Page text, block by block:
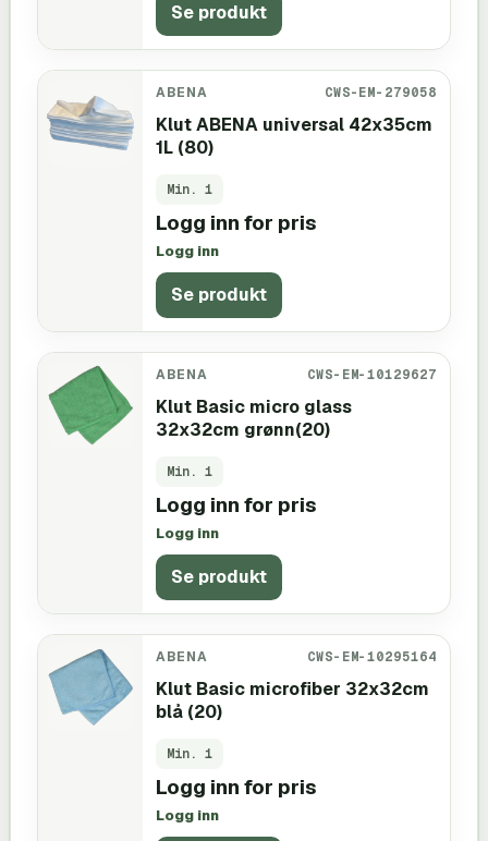
Se produkt
ABENA CWS-EM-279058
Klut ABENA universal 42x35cm
1L (80)
Min. 1
Logg inn for pris
Logg inn
Se produkt
ABENA CWS-EM-10129627
Klut Basic micro glass
32x32cm grønn(20)
Min. 1
Logg inn for pris
Logg inn
Se produkt
ABENA CWS-EM-10295164
Klut Basic microfiber 32x32cm
blå (20)
Min. 1
Logg inn for pris
Logg inn